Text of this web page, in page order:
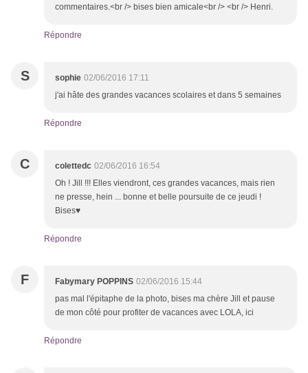
commentaires.<br /> bises bien amicale<br /> <br /> Henri.
Répondre
S sophie 02/06/2016 17:11
j'ai hâte des grandes vacances scolaires et dans 5 semaines
Répondre
C colettedc 02/06/2016 16:54
Oh ! Jill !!! Elles viendront, ces grandes vacances, mais rien
ne presse, hein ... bonne et belle poursuite de ce jeudi !
Bises♥
Répondre
F Fabymary POPPINS 02/06/2016 15:44
pas mal l'épitaphe de la photo, bises ma chère Jill et pause
de mon côté pour profiter de vacances avec LOLA, ici
Répondre